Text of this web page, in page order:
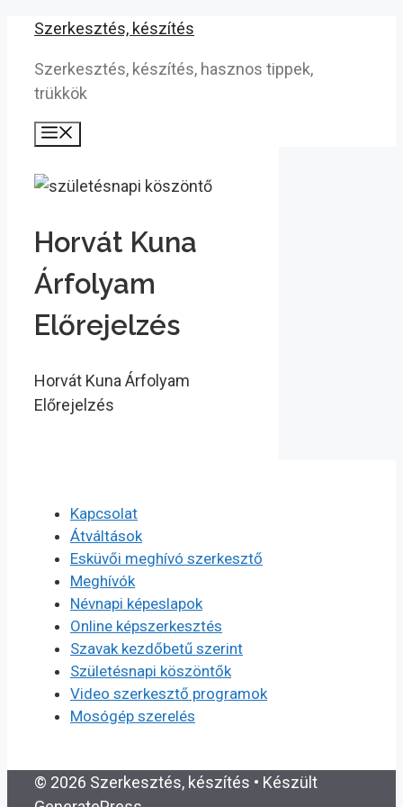
Kilépés
tartalomba
Szerkesztés, készítés
Szerkesztés, készítés, hasznos tippek,
trükkök
Horvát Kuna
Árfolyam
Előrejelzés
Horvát Kuna Árfolyam
Előrejelzés
Kapcsolat
Átváltások
Esküvői meghívó szerkesztő
Meghívók
Névnapi képeslapok
Online képszerkesztés
Szavak kezdőbetű szerint
Születésnapi köszöntők
Video szerkesztő programok
Mosógép szerelés
© 2026 Szerkesztés, készítés • Készült